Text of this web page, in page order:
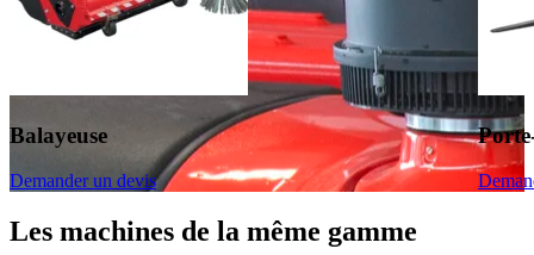
Balayeuse
Demander un devis
Les machines de la même gamme